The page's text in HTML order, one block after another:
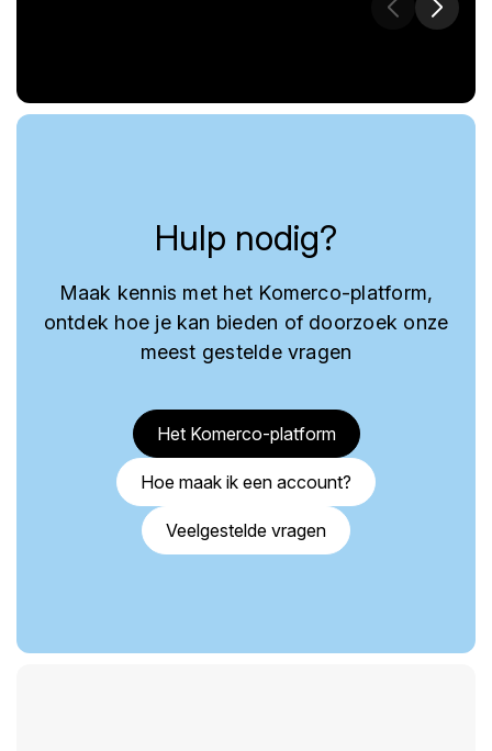
Hulp nodig?
Maak kennis met het Komerco-platform,
ontdek hoe je kan bieden of doorzoek onze
meest gestelde vragen
Het Komerco-platform
Hoe maak ik een account?
Veelgestelde vragen